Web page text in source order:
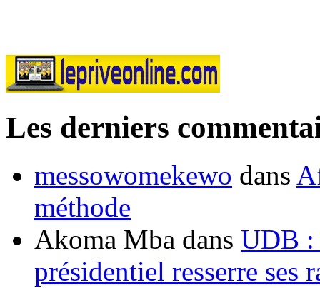
Les derniers
messowomekewo dans
méthode
Akoma Mba dans UDB :
présidentiel resserre ses